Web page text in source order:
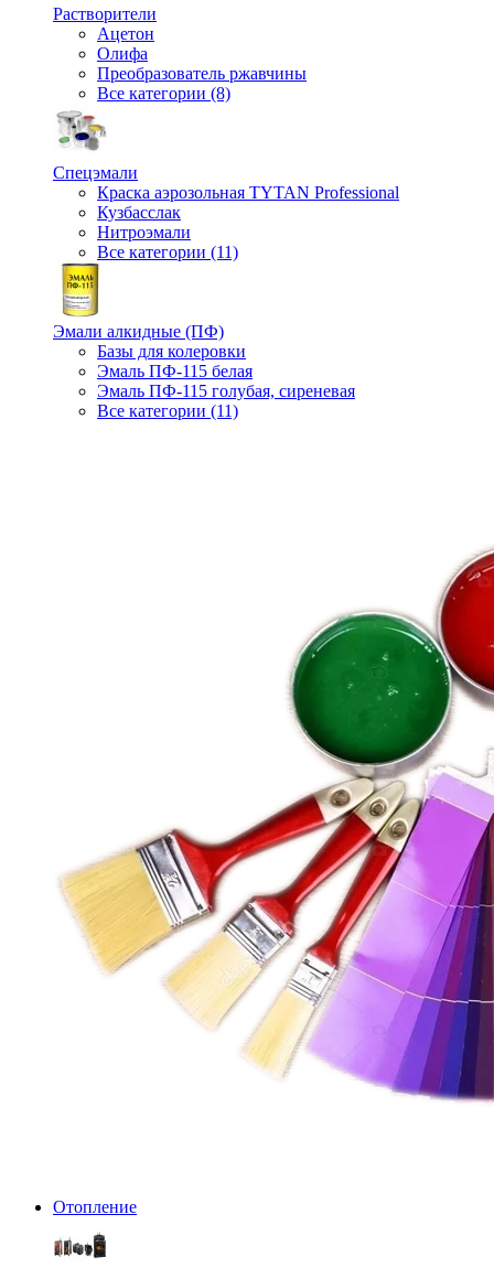
Растворители
Ацетон
Олифа
Преобразователь ржавчины
Все категории (8)
Спецэмали
Краска аэрозольная TYTAN Professional
Кузбасслак
Нитроэмали
Все категории (11)
Эмали алкидные (ПФ)
Базы для колеровки
Эмаль ПФ-115 белая
Эмаль ПФ-115 голубая, сиреневая
Все категории (11)
Отопление